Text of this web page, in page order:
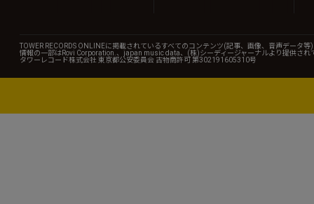
TOWER RECORDS ONLINEに掲載されているすべてのコンテンツ(記事、画像、音声データ
情報の一部はRovi Corporation.、japan music data、(株)シーディージャーナルより提供され
タワーレコード株式会社 東京都公安委員会 古物商許可 第302191605310号